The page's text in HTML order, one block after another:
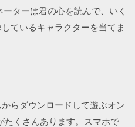
ターは君の心を読んで、いく
ているキャラクターを当てま
らダウンロードして遊ぶオン
たくさんあります。スマホで